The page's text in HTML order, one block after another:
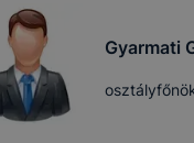
Gyarmati